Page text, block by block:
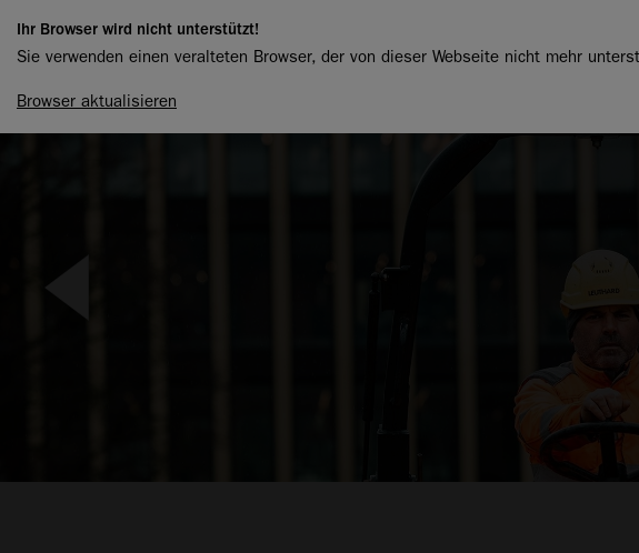
Ihr Browser wird nicht unterstützt!
Sie verwenden einen veralteten Browser, der von dieser Webseite nicht mehr
Browser aktualisieren